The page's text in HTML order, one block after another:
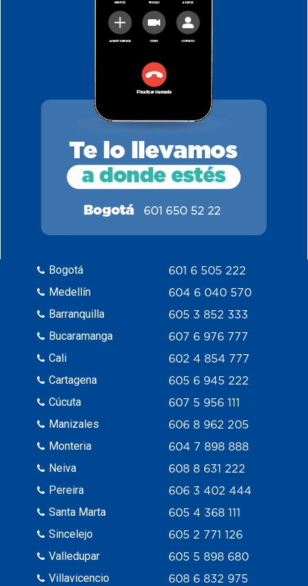
Bogotá
Medellín
Barranquilla
Bucaramanga
Cali
Cartagena
Cúcuta
Manizales
Monteria
Neiva
Pereira
Santa Marta
Sincelejo
Valledupar
Villavicencio
601 6 505 222
604 6 040 570
605 3 852 333
607 6 976 777
602 4 854 777
605 6 945 222
607 5 956 111
606 8 962 205
604 7 898 888
608 8 631 222
606 3 402 444
605 4 368 111
605 2 771 126
605 5 898 680
608 6 832 975